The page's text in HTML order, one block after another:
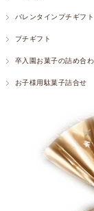
バレンタインプチギフト
プチギフト
卒入園お菓子の詰め合
お子様用駄菓子詰合せ